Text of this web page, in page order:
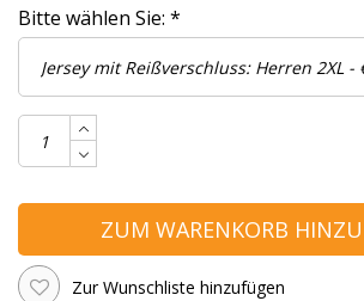
Bitte wählen Sie: *
ZUM WARENKORB
Zur Wunschliste hinzufügen